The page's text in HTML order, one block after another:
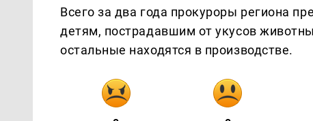
Всего за два года прокуроры региона
детям, пострадавшим от укусов
остальные находятся в производстве.